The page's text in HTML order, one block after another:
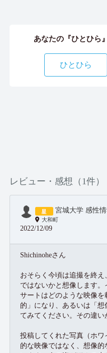
あなたの『ひとひら
ひとひら
レビュー・感想（1件）
宮城大学 感性
大和町
2022/12/09
Shichinoheさん
おそらく今頃は追撮を終
ではないかと想像します
サートはどのような映像
的」になり、あるいは「
てみてください。その違い
投稿してくれた写真（ホ
的な映像ではなく、想像